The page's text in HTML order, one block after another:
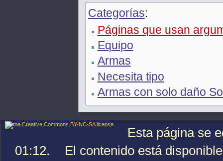
Categorías:
Páginas que usan
Equipo
Armas
Necesita tipo
Armas con solo daño
Esta página se
01:12.
El contenido está